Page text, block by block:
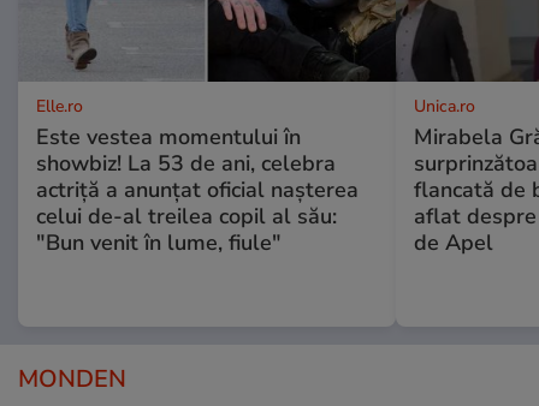
Elle.ro
Este vestea momentului în
showbiz! La 53 de ani, celebra
actriță a anunțat oficial nașterea
celui de-al treilea copil al său:
"Bun venit în lume, fiule"
Unica.ro
Mirabela
flancată de
aflat
de Apel
MONDEN